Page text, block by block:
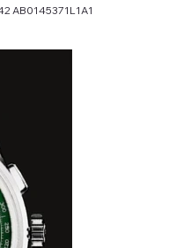
AB0145371L1A1